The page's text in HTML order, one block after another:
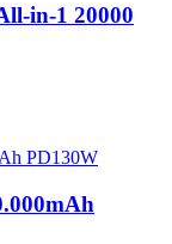
in-1 20000